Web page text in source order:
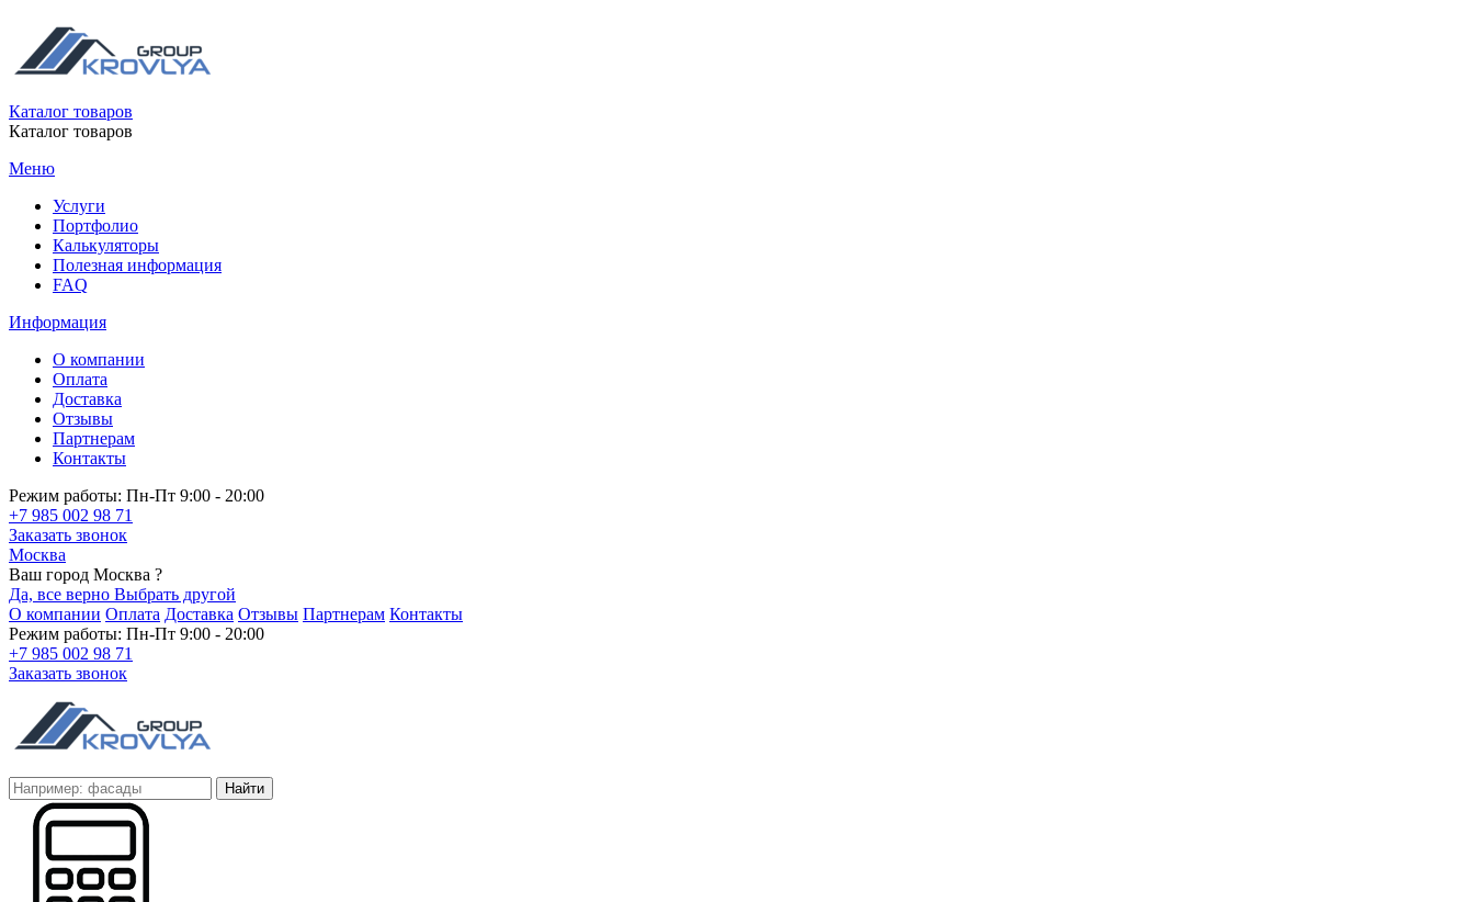
Каталог товаров
Каталог товаров
Меню
Услуги
Портфолио
Калькуляторы
Полезная информация
FAQ
Информация
О компании
Оплата
Доставка
Отзывы
Партнерам
Контакты
Режим работы: Пн-Пт 9:00 - 20:00
+7 985 002 98 71
Заказать звонок
Москва
Ваш город Москва ?
Да, все верно Выбрать другой
О компании Оплата Доставка Отзывы Партнерам Контакты
Режим работы: Пн-Пт 9:00 - 20:00
+7 985 002 98 71
Заказать звонок
Найти